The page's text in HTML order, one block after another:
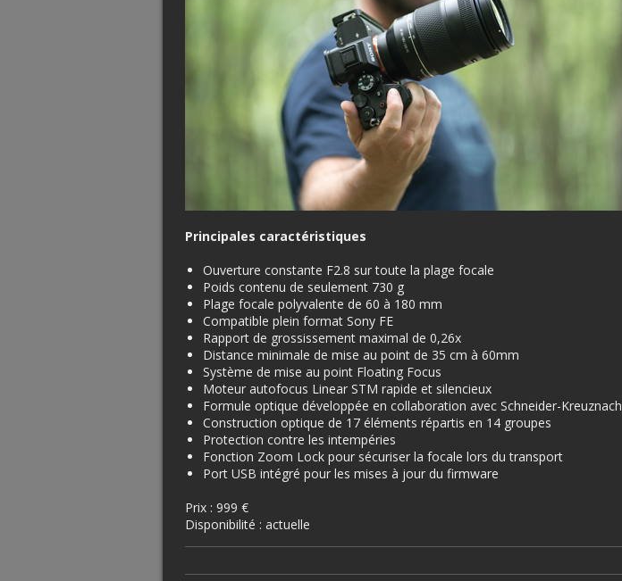
Principales caractéristiques
Ouverture constante F2.8 sur toute la plage focale
Poids contenu de seulement 730 g
Plage focale polyvalente de 60 à 180 mm
Compatible plein format Sony FE
Rapport de grossissement maximal de 0,26x
Distance minimale de mise au point de 35 cm à 60mm
Système de mise au point Floating Focus
Moteur autofocus Linear STM rapide et silencieux
Formule optique développée en collaboration avec Schneider-Kreuznach
Construction optique de 17 éléments répartis en 14 groupes
Protection contre les intempéries
Fonction Zoom Lock pour sécuriser la focale lors du transport
Port USB intégré pour les mises à jour du firmware
Prix : 999 €
Disponibilité : actuelle